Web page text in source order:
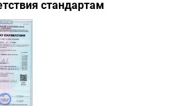
стандартам